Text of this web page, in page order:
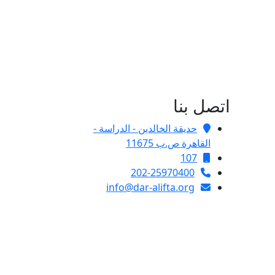
اتصل بنا
حديقة الخالدين - الدراسة -
القاهرة ص.ب 11675
107
202-25970400
info@dar-alifta.org